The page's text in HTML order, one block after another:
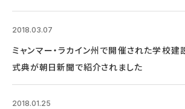
2018.03.07
ミャンマー・ラカイン州で開催された学校
式典が朝日新聞で紹介されました
2018.01.25